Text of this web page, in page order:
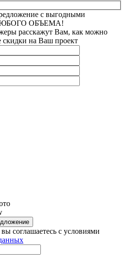
с выгодными
ОБЪЕМА!
расскажут Вам, как можно
скидки на Ваш проект
соглашаетесь с условиями